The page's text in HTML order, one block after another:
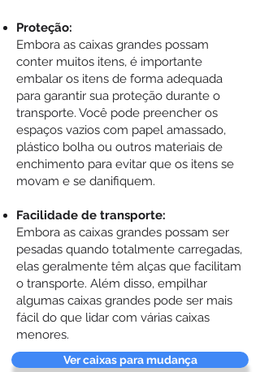
Proteção:
Embora as caixas grandes possam
conter muitos itens, é importante
embalar os itens de forma adequada
para garantir sua proteção durante o
transporte. Você pode preencher os
espaços vazios com papel amassado,
plástico bolha ou outros materiais de
enchimento para evitar que os itens se
movam e se danifiquem.
Facilidade de transporte:
Embora as caixas grandes possam ser
pesadas quando totalmente carregadas,
elas geralmente têm alças que facilitam
o transporte. Além disso, empilhar
algumas caixas grandes pode ser mais
fácil do que lidar com várias caixas
menores.
Ver caixas para mudança